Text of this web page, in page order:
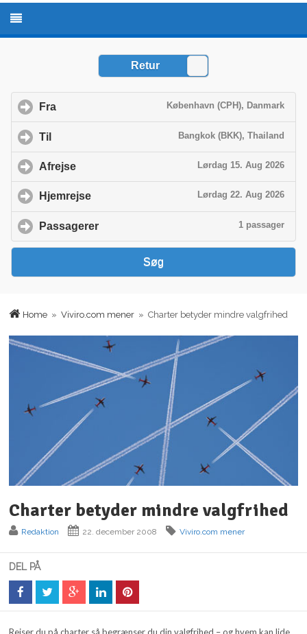
Home »Viviro.com mener » Charter betyder mindre valgfrihed
Charter betyder mindre valgfrihed
Redaktion 22. december 2008 Viviro.com mener
DEL PÅ